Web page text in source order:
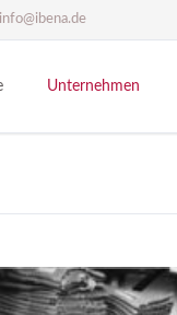
info@ibena.de
Unternehmen
Heimtextilien